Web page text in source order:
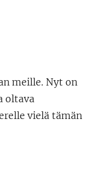
meille. Nyt on
oltava
vielä tämän